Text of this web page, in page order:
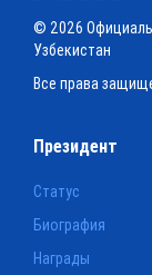
© 2026
Узбекистан
Все права
Президент
Статус
Биография
Награды